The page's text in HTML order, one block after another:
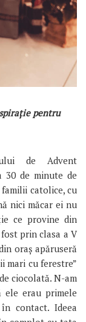
pentru
de Advent
30 de minute de
catolice, cu
nici măcar ei nu
ce provine din
prin clasa a V
oraș apăruseră
mari cu ferestre”
ciocolată. N-am
ele erau primele
contact. Ideea